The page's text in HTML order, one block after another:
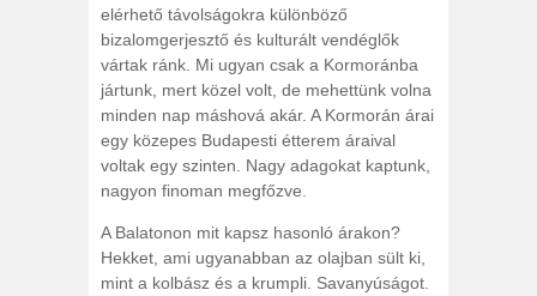
elérhető távolságokra különböző
bizalomgerjesztő és kulturált vendéglők
vártak ránk. Mi ugyan csak a Kormoránba
jártunk, mert közel volt, de mehettünk volna
minden nap máshová akár. A Kormorán árai
egy közepes Budapesti étterem áraival
voltak egy szinten. Nagy adagokat kaptunk,
nagyon finoman megfőzve.
A Balatonon mit kapsz hasonló árakon?
Hekket, ami ugyanabban az olajban sült ki,
mint a kolbász és a krumpli. Savanyúságot.